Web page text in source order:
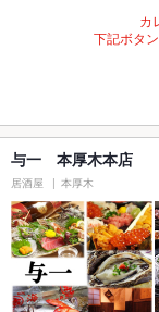
カ
下記ボタ
与一 本厚木本店
居酒屋 本厚木